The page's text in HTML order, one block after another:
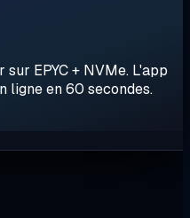
EPYC + NVMe. L'app
ligne en 60 secondes.